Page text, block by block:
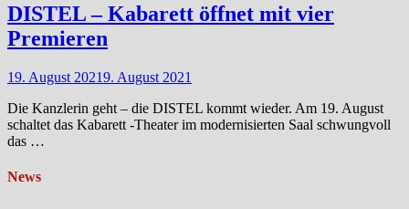
DISTEL – Kabarett öffnet mit vier
Premieren
19. August 20219. August 2021
Die Kanzlerin geht – die DISTEL kommt wieder. Am 19. August
schaltet das Kabarett -Theater im modernisierten Saal schwungvoll
das …
News